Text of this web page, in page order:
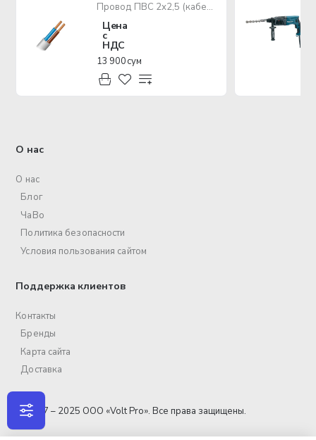
Провод ПВС 2х2,5 (кабель медный многожильный)
Цена
с
НДС
13 900 сум
О нас
О нас
Блог
ЧаВо
Политика безопасности
Условия пользования сайтом
Поддержка клиентов
Контакты
Бренды
Карта сайта
Доставка
© 2017 – 2025 ООО «Volt Pro». Все права защищены.